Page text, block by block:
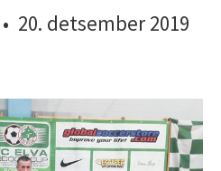
• 20. detsember 2019